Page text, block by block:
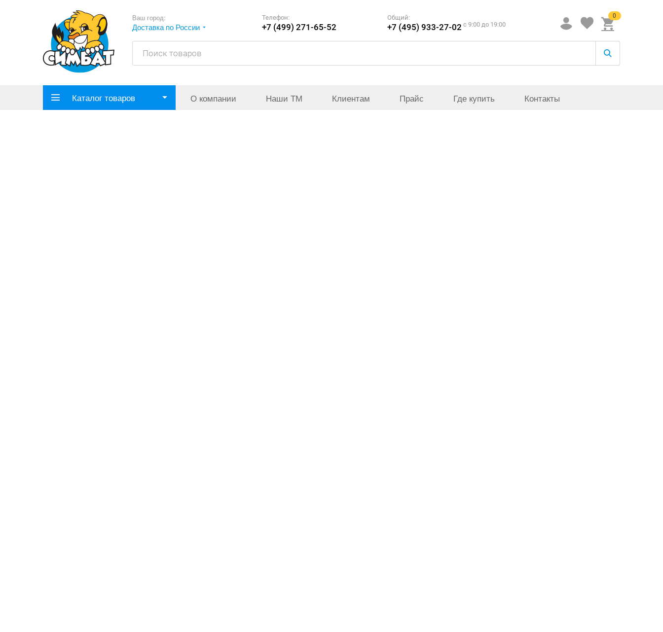
Ваш город:
Доставка по России
Телефон:
+7 (499) 271-65-52
Общий:
+7 (495) 933-27-02 c 9:00 до 19:00
0
Каталог товаров О компании Наши ТМ Клиентам Прайс Где купить Контакты